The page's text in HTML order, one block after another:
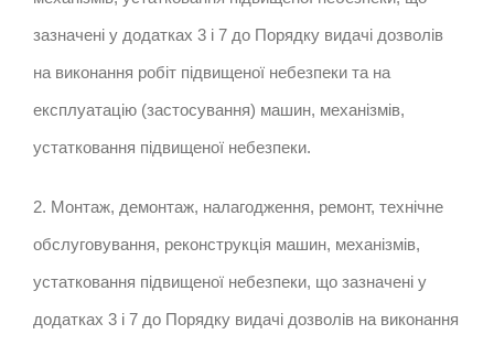
зазначені у додатках 3 і 7 до Порядку видачі дозволів
на виконання робіт підвищеної небезпеки та на
експлуатацію (застосування) машин, механізмів,
устатковання підвищеної небезпеки.
2. Монтаж, демонтаж, налагодження, ремонт, технічне
обслуговування, реконструкція машин, механізмів,
устатковання підвищеної небезпеки, що зазначені у
додатках 3 і 7 до Порядку видачі дозволів на виконання